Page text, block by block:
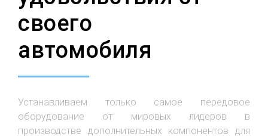
своего
автомобиля
Устанавливаем только самое передовое
оборудование от мировых лидеров в
производстве дополнительных компонентов для